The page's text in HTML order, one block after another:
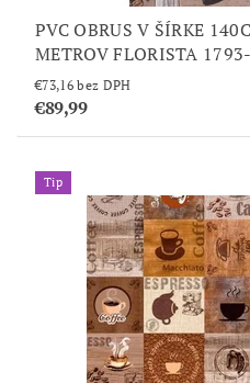
PVC OBRUS V ŠÍRKE
METROV FLORISTA
€73,16 bez DPH
€89,99
Tip